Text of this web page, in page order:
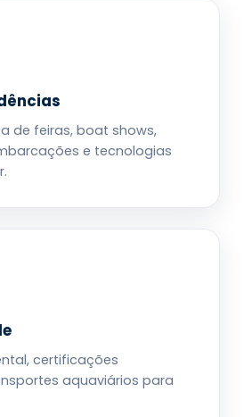
de feiras, boat shows,
e tecnologias
certificações
aquaviários para